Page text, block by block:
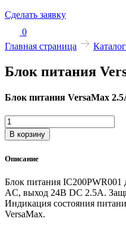
Сделать заявку
0
Главная страница
Каталог
Блок питания
Блок питания VersaMax
Количество
товара
Блок
VersaMax
В корзину
Описание
Блок питания IC200PWR001
AC, выход 24В DC 2.5А.
Индикация состояния
VersaMax.